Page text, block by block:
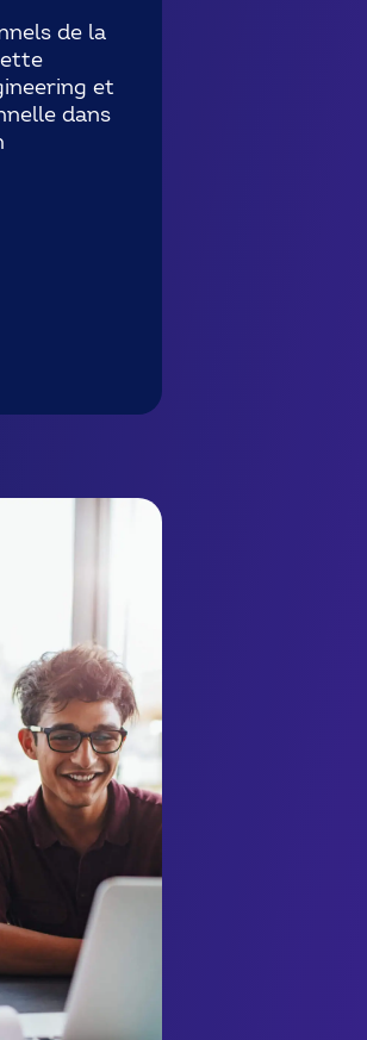
de la
et
dans